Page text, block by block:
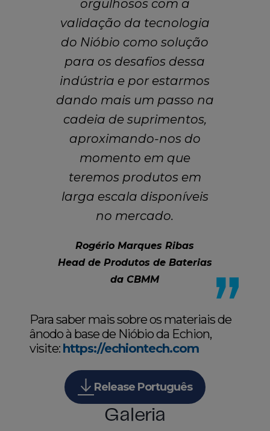
orgulhosos com a
validação da tecnologia
do Nióbio como solução
para os desafios dessa
indústria e por estarmos
dando mais um passo na
cadeia de suprimentos,
aproximando-nos do
momento em que
teremos produtos em
larga escala disponíveis
no mercado.
Rogério Marques Ribas
Head de Produtos de Baterias
da CBMM
Para saber mais sobre os materiais de
ânodo à base de Nióbio da Echion,
visite: https://echiontech.com
Release Português
Galeria